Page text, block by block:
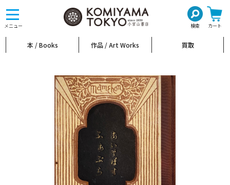
メニュー 検索 カート
toggle
navigation
本 / Books 作品 / Art Works 買取